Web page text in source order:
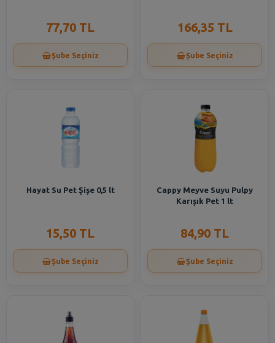
77,70 TL
Şube Seçiniz
166,35 TL
Şube Seçiniz
Hayat Su Pet Şişe 0,5 lt
15,50 TL
Şube Seçiniz
Cappy Meyve Suyu Pulpy
Karışık Pet 1 lt
84,90 TL
Şube Seçiniz